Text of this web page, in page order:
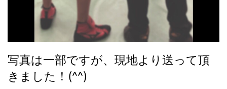
写真は一部ですが、現地より送って頂
きました！(^^)